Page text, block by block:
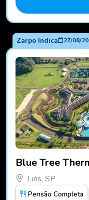
Zarpo Indica 27/08/
Blue Tree
Lins, SP
Pensão Completa